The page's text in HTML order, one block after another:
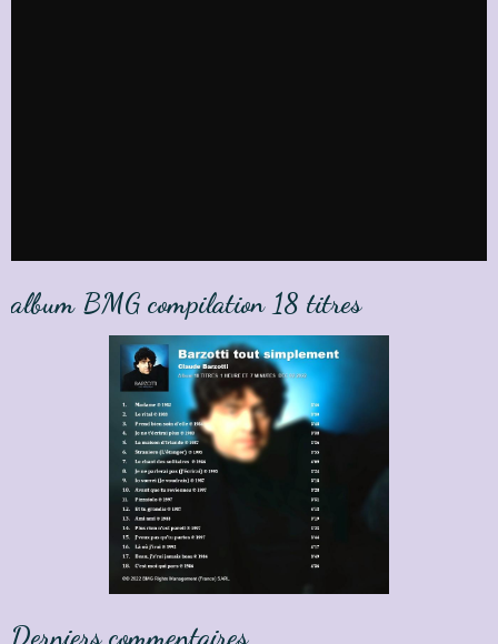
album BMG compilation 18 titres
Derniers commentaires